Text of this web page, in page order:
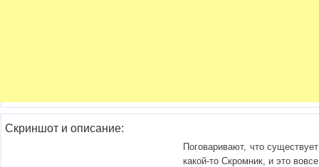
Скриншот и описание:
Поговаривают, что существует
какой-то Скромник, и это вовсе